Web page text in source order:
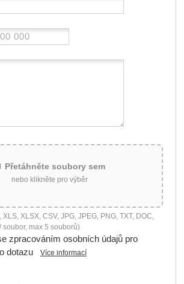
Přetáhněte soubory sem
nebo klikněte pro výběr
XLS, XLSX, CSV, JPG, JPEG, PNG, TXT, DOC,
soubor, max 5 souborů)
zpracováním osobních údajů pro
dotazu
Více informací